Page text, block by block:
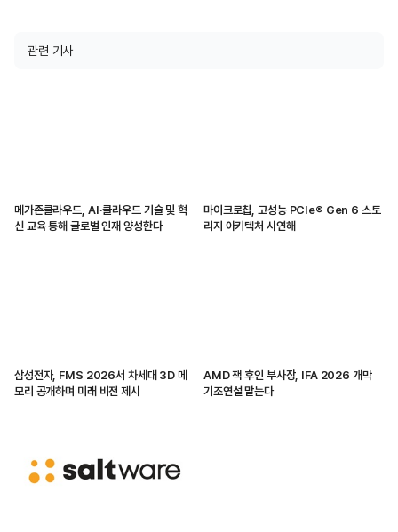
관련 기사
메가존클라우드, AI·클라우드 기술 및 혁
신 교육 통해 글로벌 인재 양성한다
마이크로칩, 고성능 PCIe® Gen 6 스토
리지 아키텍처 시연해
삼성전자, FMS 2026서 차세대 3D 메
모리 공개하며 미래 비전 제시
AMD 잭 후인 부사장, IFA 2026 개막
기조연설 맡는다